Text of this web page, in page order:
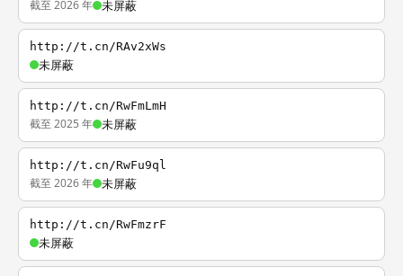
截至 2026 年 未屏蔽
http://t.cn/RAv2xWs
未屏蔽
http://t.cn/RwFmLmH
截至 2025 年 未屏蔽
http://t.cn/RwFu9ql
截至 2026 年 未屏蔽
http://t.cn/RwFmzrF
未屏蔽